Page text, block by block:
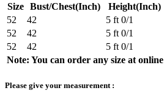
Size Bust/Chest(Inch)
Height(Inch)
52
42
5 ft 0/1
52
42
5 ft 0/1
52
42
5 ft 0/1
Note: You can order any size at online
Please give your measurement :